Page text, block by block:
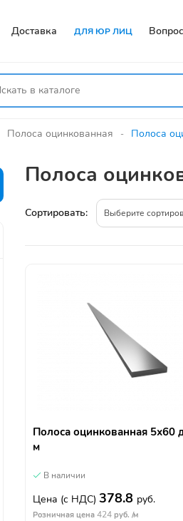
Доставка ДЛЯ ЮР ЛИЦ
Полоса оцинкованная Полоса
Полоса
Сортировать: Выберите
Полоса оцинкованная 5х60
м
В наличии
Цена (с НДС) 378.8 руб.
Розничная цена 424 руб. /м